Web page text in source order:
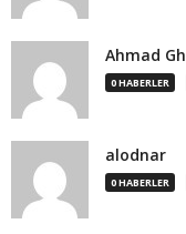
Ahmad Gh
0 HABERLER
alodnar
0 HABERLER